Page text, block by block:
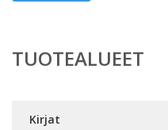
TUOTEALUEET
Kirjat